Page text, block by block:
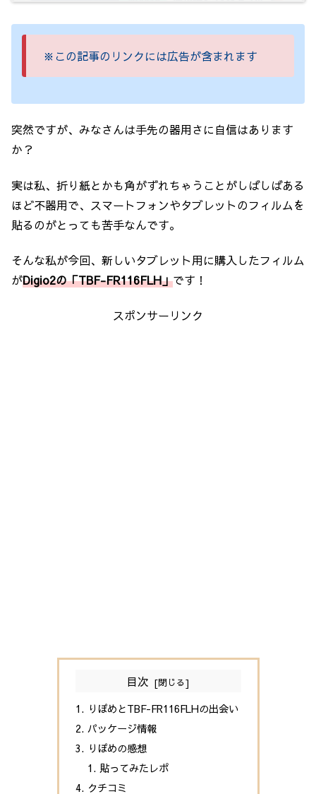
※この記事のリンクには広告が含まれます
突然ですが、みなさんは手先の器用さに自信はあります
か？
実は私、折り紙とかも角がずれちゃうことがしばしばある
ほど不器用で、スマートフォンやタブレットのフィルムを
貼るのがとっても苦手なんです。
そんな私が今回、新しいタブレット用に購入したフィルム
がDigio2の「TBF-FR116FLH」です！
スポンサーリンク
目次
りぽめとTBF-FR116FLHの出会い
パッケージ情報
りぽめの感想
貼ってみたレポ
クチコミ